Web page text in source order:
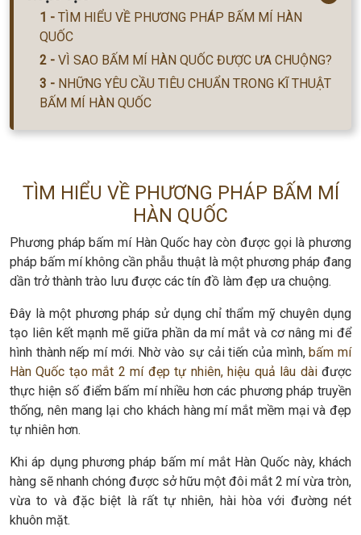
TÌM HIỂU VỀ PHƯƠNG PHÁP BẤM MÍ HÀN
QUỐC
VÌ SAO BẤM MÍ HÀN QUỐC ĐƯỢC ƯA CHUỘNG?
NHỮNG YÊU CẦU TIÊU CHUẨN TRONG KĨ THUẬT
BẤM MÍ HÀN QUỐC
TÌM HIỂU VỀ PHƯƠNG PHÁP BẤM MÍ
HÀN QUỐC
Phương pháp bấm mí Hàn Quốc hay còn được gọi là phương
pháp bấm mí không cần phẫu thuật là một phương pháp đang
dần trở thành trào lưu được các tín đồ làm đẹp ưa chuộng.
Đây là một phương pháp sử dụng chỉ thẩm mỹ chuyên dụng
tạo liên kết mạnh mẽ giữa phần da mí mắt và cơ nâng mi để
hình thành nếp mí mới. Nhờ vào sự cải tiến của mình,bấm mí
Hàn Quốc tạo mắt 2 mí đẹp tự nhiên, hiệu quả lâu dàiđược
thực hiện số điểm bấm mí nhiều hơn các phương pháp truyền
thống, nên mang lại cho khách hàng mí mắt mềm mại và đẹp
tự nhiên hơn.
Khi áp dụng phương pháp bấm mí mắt Hàn Quốc này, khách
hàng sẽ nhanh chóng được sở hữu một đôi mắt 2 mí vừa tròn,
vừa to và đặc biệt là rất tự nhiên, hài hòa với đường nét
khuôn mặt.